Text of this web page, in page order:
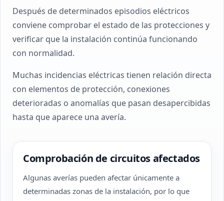
Después de determinados episodios eléctricos
conviene comprobar el estado de las protecciones y
verificar que la instalación continúa funcionando
con normalidad.
Muchas incidencias eléctricas tienen relación directa
con elementos de protección, conexiones
deterioradas o anomalías que pasan desapercibidas
hasta que aparece una avería.
Comprobación de circuitos afectados
Algunas averías pueden afectar únicamente a
determinadas zonas de la instalación, por lo que